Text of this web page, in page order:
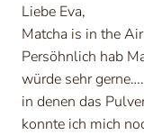
Liebe Eva,
Matcha is in the
Persöhnlich hab
würde sehr
in denen das
konnte ich mich